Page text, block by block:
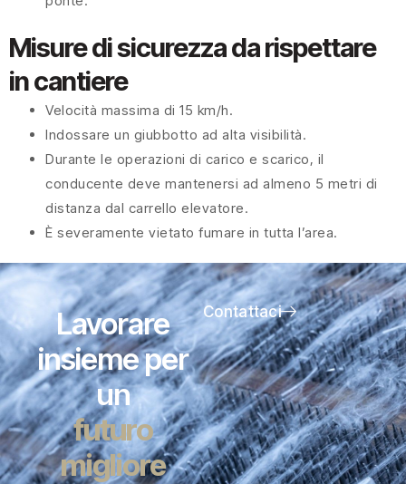
Misure di sicurezza da rispettare
in cantiere
Velocità massima di 15 km/h.
Indossare un giubbotto ad alta visibilità.
Durante le operazioni di carico e scarico, il
conducente deve mantenersi ad almeno 5 metri di
distanza dal carrello elevatore.
È severamente vietato fumare in tutta l’area.
Lavorare
insieme per
un
futuro
migliore
Contattaci